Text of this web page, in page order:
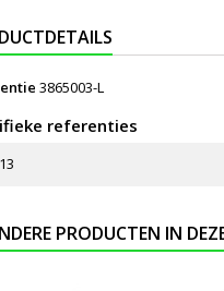
3865003-L
referenties
PRODUCTEN IN